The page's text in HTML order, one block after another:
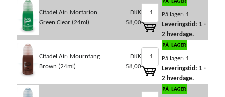
Citadel Air: Mortarion
Green Clear (24ml)
DKK
58,00
På lager: 1
Leveringstid: 1 -
2 hverdage.
Citadel Air: Mournfang
Brown (24ml)
DKK
58,00
På lager: 1
Leveringstid: 1 -
2 hverdage.